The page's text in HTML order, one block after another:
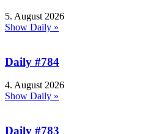
5. August 2026
Show Daily »
Daily #784
4. August 2026
Show Daily »
Daily #783